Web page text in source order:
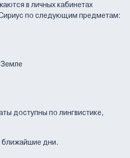
в личных кабинетах
по следующим предметам:
доступны по лингвистике,
ближайшие дни.